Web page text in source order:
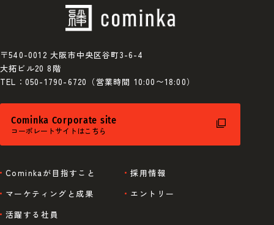
〒540-0012 大阪市中央区谷町3-6-4
大拓ビル20 8階
TEL：050-1790-6720（営業時間 10:00〜18:00）
Cominka Corporate site
コーポレートサイトはこちら
Cominkaが目指すこと
採用情報
マーケティングと成果
エントリー
活躍する社員